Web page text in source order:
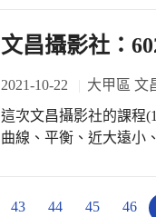
面的協調性及張力。 .
們的視角愈見新意，攝
的跑道、教室的擺設小
獨一無二的攝影角度，
來欣賞503洪可芯小朋
如下： https://
文昌攝影社：
2021-10-22 大甲區 文
這次文昌攝影社的課程
曲線、平衡、近大遠小
面的協調性及張力。 .
43 44 45 46